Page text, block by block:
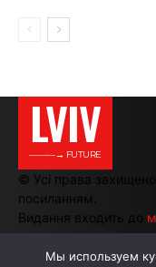
LVIV
———→ FUTURE
© Усі права
посиланням.
Видання входить до
Мы используем